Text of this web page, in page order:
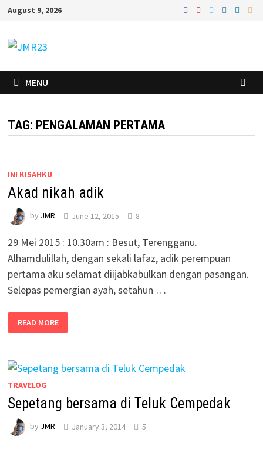
Skip
content
August 9, 2026
MENU
TAG: PENGALAMAN PERTAMA
INI KISAHKU
Akad nikah adik
by JMR June 12, 2015 8
29 Mei 2015 : 10.30am : Besut, Terengganu.
Alhamdulillah, dengan sekali lafaz, adik perempuan
pertama aku selamat diijabkabulkan dengan pasangan.
Selepas pemergian ayah, setahun …
READ MORE
TRAVELOG
Sepetang bersama di Teluk Cempedak
by JMR January 3, 2014 5